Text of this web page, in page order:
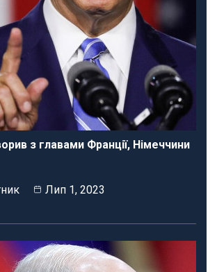
з главами Франції, Німеччини
Лип 1, 2023